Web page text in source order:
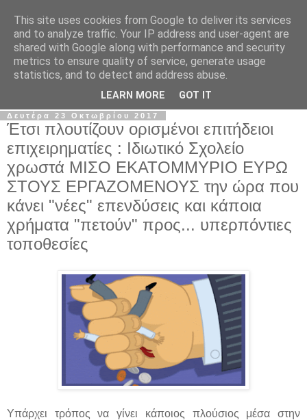
Σ.Ι.Ε.Λ.Β.Ε.
Ο επίσημος ιστότοπος του Συλλόγου Ιδιωτικών
Εκπαιδευτικών Λειτουργών Βόρειας Ελλάδας
Δευτέρα 23 Οκτωβρίου 2017
Έτσι πλουτίζουν ορισμένοι επιτήδειοι
επιχειρηματίες : Ιδιωτικό Σχολείο
χρωστά ΜΙΣΟ ΕΚΑΤΟΜΜΥΡΙΟ ΕΥΡΩ
ΣΤΟΥΣ ΕΡΓΑΖΟΜΕΝΟΥΣ την ώρα που
κάνει "νέες" επενδύσεις και κάποια
χρήματα "πετούν" προς... υπερπόντιες
τοποθεσίες
Υπάρχει τρόπος να γίνει κάποιος πλούσιος μέσα στην
This site uses cookies from Google to deliver its services
and to analyze traffic. Your IP address and user-agent are
shared with Google along with performance and security
metrics to ensure quality of service, generate usage
statistics, and to detect and address abuse.
LEARN MORE GOT IT